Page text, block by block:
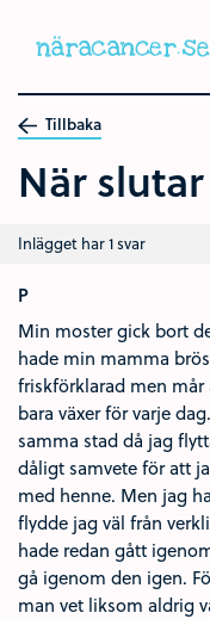
Tillbaka
När
Inlägget har 1 svar
P
Min moster gick bort
hade min mamma
friskförklarad men mår
bara växer för varje
samma stad då jag
dåligt samvete för att
med henne. Men jag
flydde jag väl från
hade redan gått
gå igenom den igen.
man vet liksom aldrig